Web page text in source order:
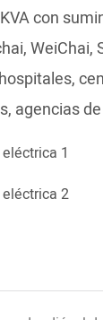
con
WeiChai,
agencias